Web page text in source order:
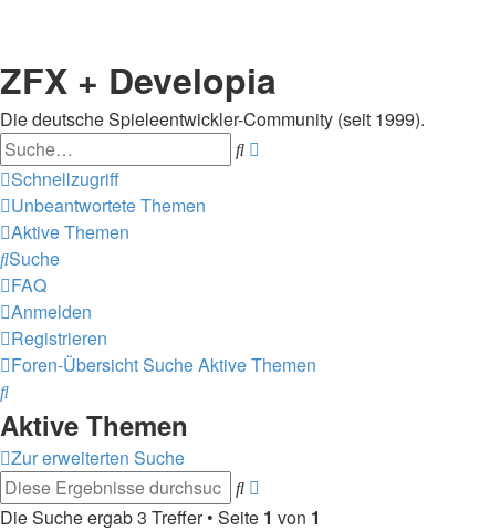
ZFX + Developia
Die deutsche Spieleentwickler-Community (seit 1999).
Suche
Schnellzugriff
Unbeantwortete Themen
Aktive Themen
Suche
FAQ
Anmelden
Registrieren
Foren-ÜbersichtSucheAktive Themen
Suche
Aktive Themen
Zur erweiterten Suche
Suche
Suche
Die Suche ergab 3 Treffer • Seite 1 von 1